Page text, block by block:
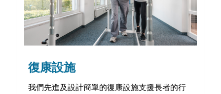
復康設施
我們先進及設計簡單的復康設施支援長者的行